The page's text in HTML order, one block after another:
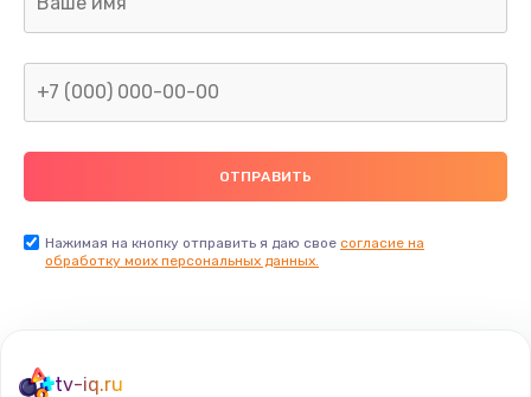
Нет звука
800 руб.
Не видит флешку
400 руб.
Заказать
Нажимая на кнопку отправить я даю свое согласие на
обработку моих персональных данных.
tv-iq.ru